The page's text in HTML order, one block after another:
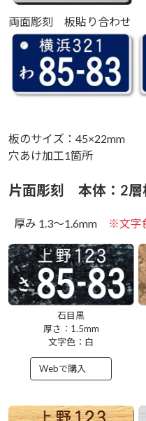
両面彫刻 板貼り合わせ
板のサイズ：45×22mm
穴あけ加工1箇所
片面彫刻 本体：2層
厚み 1.3～1.6mm ※文字
石目黒
厚さ：1.5mm
文字色：白
Webで購入